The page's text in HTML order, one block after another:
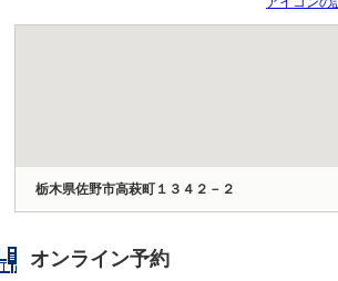
栃木県佐野市高萩町１３４２－２
オンライン予約